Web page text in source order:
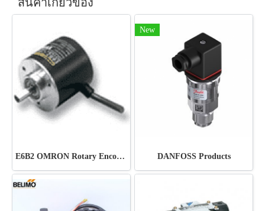
E6B2 OMRON Rotary Encoder
New
DANFOSS Products